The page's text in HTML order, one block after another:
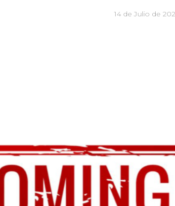
14 de Julio de